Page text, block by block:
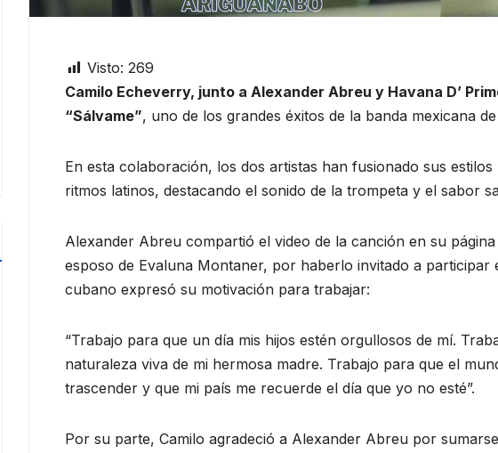
Visto: 269
Camilo Echeverry, junto a Alexander Abreu y Havana D’
“Sálvame”, uno de los grandes éxitos de la banda mexicana
En esta colaboración, los dos artistas han fusionado sus
ritmos latinos, destacando el sonido de la trompeta y el sabor
Alexander Abreu compartió el video de la canción en su
esposo de Evaluna Montaner, por haberlo invitado a
cubano expresó su motivación para trabajar:
“Trabajo para que un día mis hijos estén orgullosos de mí.
naturaleza viva de mi hermosa madre. Trabajo para que el
trascender y que mi país me recuerde el día que yo no esté”.
Por su parte, Camilo agradeció a Alexander Abreu por